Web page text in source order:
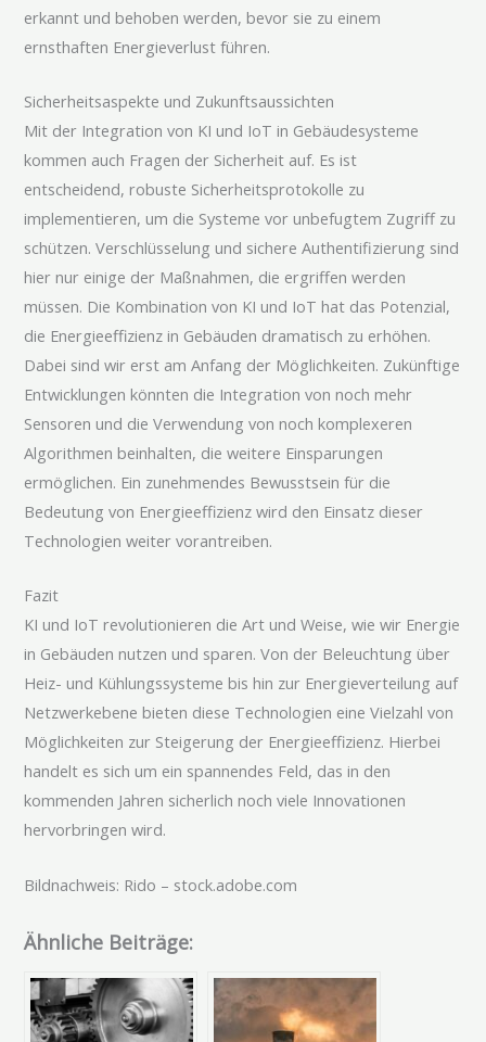
erkannt und behoben werden, bevor sie zu einem
ernsthaften Energieverlust führen.
Sicherheitsaspekte und Zukunftsaussichten
Mit der Integration von KI und IoT in Gebäudesysteme
kommen auch Fragen der Sicherheit auf. Es ist
entscheidend, robuste Sicherheitsprotokolle zu
implementieren, um die Systeme vor unbefugtem Zugriff zu
schützen. Verschlüsselung und sichere Authentifizierung sind
hier nur einige der Maßnahmen, die ergriffen werden
müssen. Die Kombination von KI und IoT hat das Potenzial,
die Energieeffizienz in Gebäuden dramatisch zu erhöhen.
Dabei sind wir erst am Anfang der Möglichkeiten. Zukünftige
Entwicklungen könnten die Integration von noch mehr
Sensoren und die Verwendung von noch komplexeren
Algorithmen beinhalten, die weitere Einsparungen
ermöglichen. Ein zunehmendes Bewusstsein für die
Bedeutung von Energieeffizienz wird den Einsatz dieser
Technologien weiter vorantreiben.
Fazit
KI und IoT revolutionieren die Art und Weise, wie wir Energie
in Gebäuden nutzen und sparen. Von der Beleuchtung über
Heiz- und Kühlungssysteme bis hin zur Energieverteilung auf
Netzwerkebene bieten diese Technologien eine Vielzahl von
Möglichkeiten zur Steigerung der Energieeffizienz. Hierbei
handelt es sich um ein spannendes Feld, das in den
kommenden Jahren sicherlich noch viele Innovationen
hervorbringen wird.
Bildnachweis: Rido – stock.adobe.com
Ähnliche Beiträge: